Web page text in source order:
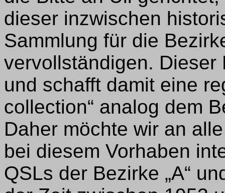
dieser inzwischen
Sammlung für die
vervollständigen.
und schafft damit eine
collection“ analog dem
Daher möchte wir an
bei diesem Vorhaben
QSLs der Bezirke „A“